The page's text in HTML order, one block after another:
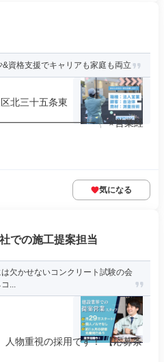
資格支援でキャリアも家庭も両立
北三十五条東
⭐営業経
気になる
での施工提案担当
欠かせないコンクリート試験の会
...
人物重視の採用です！ 【応募条